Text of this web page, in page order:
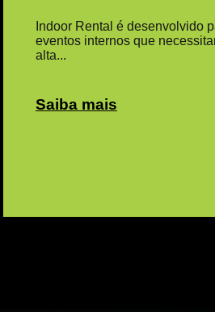
Indoor Rental é desenvolvido
eventos internos que
alta...
Saiba mais